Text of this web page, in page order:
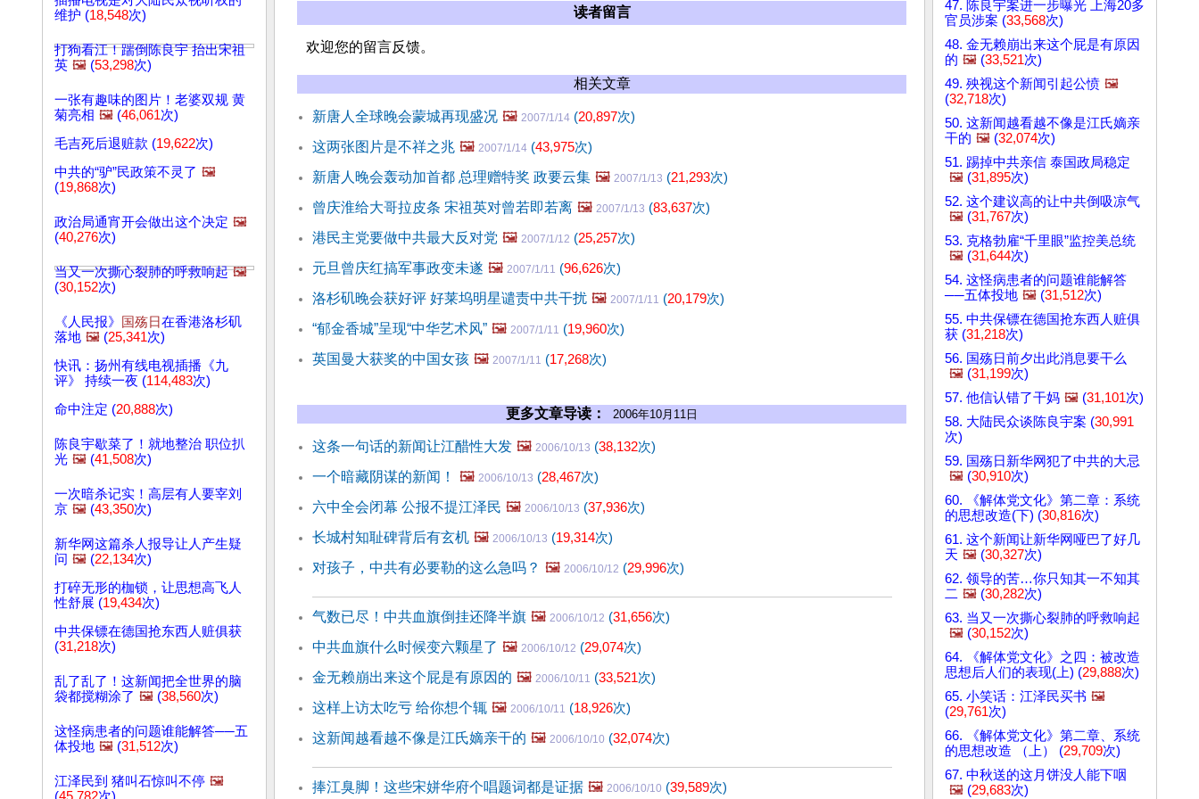
维护 (18,548次)
打狗看江！踹倒陈良宇 抬出宋祖
英 🖼️ (53,298次)
一张有趣味的图片！老婆双规 黄
菊亮相 🖼️ (46,061次)
毛吉死后退赃款 (19,622次)
中共的“驴”民政策不灵了 🖼️
(19,868次)
政治局通宵开会做出这个决定 🖼️
(40,276次)
当又一次撕心裂肺的呼救响起 🖼️
(30,152次)
《人民报》 国殇日在香港洛杉矶
落地 🖼️ (25,341次)
快讯：扬州有线电视插播《九
评》 持续一夜 (114,483次)
命中注定 (20,888次)
陈良宇歇菜了！就地整治 职位扒
光 🖼️ (41,508次)
一次暗杀记实！高层有人要宰刘
京 🖼️ (43,350次)
新华网这篇杀人报导让人产生疑
问 🖼️ (22,134次)
打碎无形的枷锁，让思想高飞人
性舒展 (19,434次)
中共保镖在德国抢东西人赃俱获
(31,218次)
乱了乱了！这新闻把全世界的脑
袋都搅糊涂了 🖼️ (38,560次)
这怪病患者的问题谁能解答──五
体投地 🖼️ (31,512次)
江泽民到 猪叫石惊叫不停 🖼️
读者留言
欢迎您的留言反馈。
相关文章
新唐人全球晚会蒙城再现盛况 🖼️ 2007/1/14 (20,897次)
这两张图片是不祥之兆 🖼️ 2007/1/14 (43,975次)
新唐人晚会轰动加首都 总理赠特奖 政要云集 🖼️ 2007/1/13 (21,293次)
曾庆淮给大哥拉皮条 宋祖英对曾若即若离 🖼️ 2007/1/13 (83,637次)
港民主党要做中共最大反对党 🖼️ 2007/1/12 (25,257次)
元旦曾庆红搞军事政变未遂 🖼️ 2007/1/11 (96,626次)
洛杉矶晚会获好评 好莱坞明星谴责中共干扰 🖼️ 2007/1/11 (20,179次)
“郁金香城”呈现“中华艺术风” 🖼️ 2007/1/11 (19,960次)
英国曼大获奖的中国女孩 🖼️ 2007/1/11 (17,268次)
更多文章导读： 2006年10月11日
这条一句话的新闻让江醋性大发 🖼️ 2006/10/13 (38,132次)
一个暗藏阴谋的新闻！
🖼️ 2006/10/13 (28,467次)
六中全会闭幕 公报不提江泽民 🖼️ 2006/10/13 (37,936次)
长城村知耻碑背后有玄机 🖼️ 2006/10/13 (19,314次)
对孩子，中共有必要勒的这么急吗？ 🖼️ 2006/10/12 (29,996次)
气数已尽！中共血旗倒挂还降半旗 🖼️ 2006/10/12 (31,656次)
中共血旗什么时候变六颗星了 🖼️ 2006/10/12 (29,074次)
金无赖崩出来这个屁是有原因的 🖼️ 2006/10/11 (33,521次)
这样上访太吃亏 给你想个辄 🖼️ 2006/10/11 (18,926次)
这新闻越看越不像是江氏嫡亲干的 🖼️ 2006/10/10 (32,074次)
捧江臭脚！这些宋姘华府个唱题词都是证据 🖼️ 2006/10/10 (39,589次)
47. 陈良宇案进一步曝光 上海20多
官员涉案 (33,568次)
48. 金无赖崩出来这个屁是有原因
的 🖼️ (33,521次)
49. 殃视这个新闻引起公愤 🖼️
(32,718次)
50. 这新闻越看越不像是江氏嫡亲
干的 🖼️ (32,074次)
51. 踢掉中共亲信 泰国政局稳定
🖼️ (31,895次)
52. 这个建议高的让中共倒吸凉气
🖼️ (31,767次)
53. 克格勃雇“千里眼”监控美总统
🖼️ (31,644次)
54. 这怪病患者的问题谁能解答
──五体投地 🖼️ (31,512次)
55. 中共保镖在德国抢东西人赃俱
获 (31,218次)
56. 国殇日前夕出此消息要干么
🖼️ (31,199次)
57. 他信认错了干妈 🖼️ (31,101次)
58. 大陆民众谈陈良宇案 (30,991
次)
59. 国殇日新华网犯了中共的大忌
🖼️ (30,910次)
60. 《解体党文化》第二章：系统
的思想改造(下) (30,816次)
61. 这个新闻让新华网哑巴了好几
天 🖼️ (30,327次)
62. 领导的苦…你只知其一不知其
二 🖼️ (30,282次)
63. 当又一次撕心裂肺的呼救响起
🖼️ (30,152次)
64. 《解体党文化》之四：被改造
思想后人们的表现(上) (29,888次)
65. 小笑话：江泽民买书 🖼️
(29,761次)
66. 《解体党文化》第二章、系统
的思想改造 （上） (29,709次)
67. 中秋送的这月饼没人能下咽
🖼️ (29,683次)